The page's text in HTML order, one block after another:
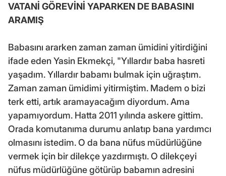
VATANİ GÖREVİNİ YAPARKEN DE BABASINI
ARAMIŞ
Babasını ararken zaman zaman ümidini yitirdiğini
ifade eden Yasin Ekmekçi, "Yıllardır baba hasreti
yaşadım. Yıllardır babamı bulmak için uğraştım.
Zaman zaman ümidimi yitirmiştim. Madem o bizi
terk etti, artık aramayacağım diyordum. Ama
yapamıyordum. Hatta 2011 yılında askere gittim.
Orada komutanıma durumu anlatıp bana yardımcı
olmasını istedim. O da bana nüfus müdürlüğüne
vermek için bir dilekçe yazdırmıştı. O dilekçeyi
nüfus müdürlüğüne götürüp babamın adresini